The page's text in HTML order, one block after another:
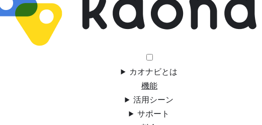
カオナビとは
機能
活用シーン
サポート